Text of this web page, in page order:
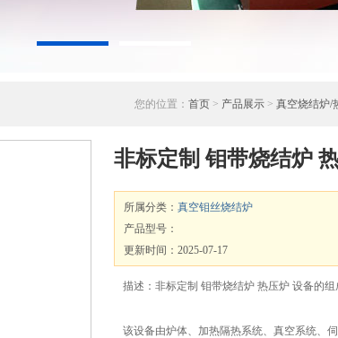
您的位置： 首页 > 产品展示 > 真空烧结炉/
非标定制 钼带烧结炉
所属分类： 真空钼丝烧结炉
产品型号：
更新时间：2025-07-17
描述：非标定制 钼带烧结炉 热压炉 设备的组
该设备由炉体、加热隔热系统、真空系统、